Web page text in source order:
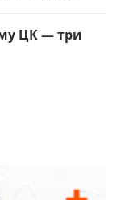
ЦК — три